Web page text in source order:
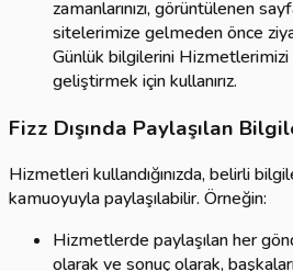
zamanlarınızı, görüntülenen
sitelerimize gelmeden önce
Günlük bilgilerini
geliştirmek için kullanırız.
Fizz Dışında Paylaşılan
Hizmetleri kullandığınızda, belirli
kamuoyuyla paylaşılabilir. Örneğin:
Hizmetlerde paylaşılan her
olarak ve sonuç olarak,